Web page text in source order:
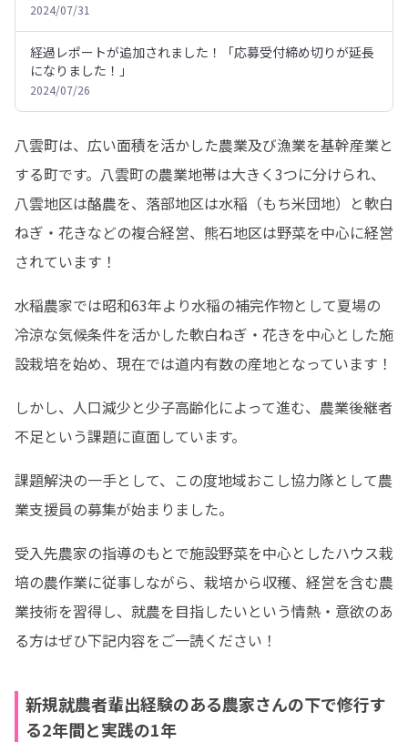
2024/07/31
経過レポートが追加されました！「応募受付締め切りが延長
になりました！」
2024/07/26
八雲町は、広い面積を活かした農業及び漁業を基幹産業と
する町です。八雲町の農業地帯は大きく3つに分けられ、
八雲地区は酪農を、落部地区は水稲（もち米団地）と軟白
ねぎ・花きなどの複合経営、熊石地区は野菜を中心に経営
されています！
水稲農家では昭和63年より水稲の補完作物として夏場の
冷涼な気候条件を活かした軟白ねぎ・花きを中心とした施
設栽培を始め、現在では道内有数の産地となっています！
しかし、人口減少と少子高齢化によって進む、農業後継者
不足という課題に直面しています。
課題解決の一手として、この度地域おこし協力隊として農
業支援員の募集が始まりました。
受入先農家の指導のもとで施設野菜を中心としたハウス栽
培の農作業に従事しながら、栽培から収穫、経営を含む農
業技術を習得し、就農を目指したいという情熱・意欲のあ
る方はぜひ下記内容をご一読ください！
新規就農者輩出経験のある農家さんの下で修行す
る2年間と実践の1年